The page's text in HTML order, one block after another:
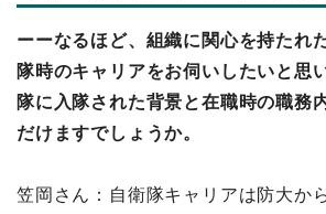
ーーなるほど、組織に関心を持たれ
隊時のキャリアをお伺いしたいと思
隊に入隊された背景と在職時の職務
だけますでしょうか。
笠岡さん：自衛隊キャリアは防大か